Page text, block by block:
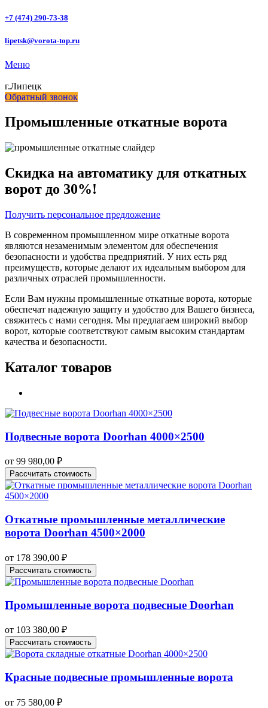
+7 (474) 290-73-38
lipetsk@vorota-top.ru
Меню
г.Липецк
Обратный звонок
Промышленные откатные ворота
Скидка на автоматику для откатных
ворот до 30%!
Получить персональное предложение
В современном промышленном мире откатные ворота
являются незаменимым элементом для обеспечения
безопасности и удобства предприятий. У них есть ряд
преимуществ, которые делают их идеальным выбором для
различных отраслей промышленности.
Если Вам нужны промышленные откатные ворота, которые
обеспечат надежную защиту и удобство для Вашего бизнеса,
свяжитесь с нами сегодня. Мы предлагаем широкий выбор
ворот, которые соответствуют самым высоким стандартам
качества и безопасности.
Каталог товаров
Подвесные ворота Doorhan 4000×2500
от 99 980,00 ₽
Рассчитать стоимость
Откатные промышленные металлические
ворота Doorhan 4500×2000
от 178 390,00 ₽
Рассчитать стоимость
Промышленные ворота подвесные Doorhan
от 103 380,00 ₽
Рассчитать стоимость
Красные подвесные промышленные ворота
от 75 580,00 ₽